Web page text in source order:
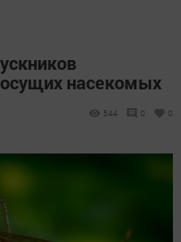
насекомых
544 0 0